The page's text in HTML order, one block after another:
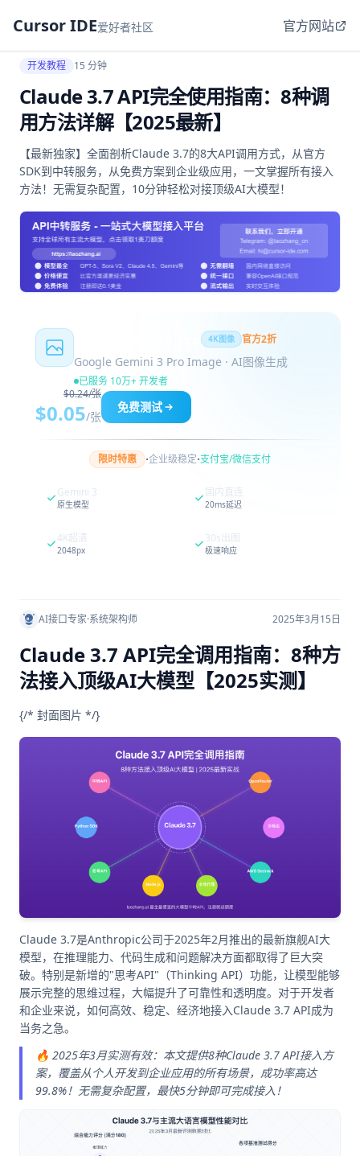
Cursor IDE爱好者社区 官方网站
开发教程 15 分钟
Claude 3.7 API完全使用指南：8种调
用方法详解【2025最新】
【最新独家】全面剖析Claude 3.7的8大API调用方式，从官方
SDK到中转服务，从免费方案到企业级应用，一文掌握所有接入
方法！无需复杂配置，10分钟轻松对接顶级AI大模型！
4K图像 官方2折
Google Gemini 3 Pro Image · AI图像生成
已服务 10万+ 开发者
$0.24/张
$0.05/张
免费测试
限时特惠 ·企业级稳定·支付宝/微信支付
Gemini 3
原生模型
国内直连
20ms延迟
4K超清
2048px
30s出图
极速响应
AI接口专家·系统架构师 2025年3月15日
Claude 3.7 API完全调用指南：8种方
法接入顶级AI大模型【2025实测】
{/* 封面图片 */}
Claude 3.7是Anthropic公司于2025年2月推出的最新旗舰AI大
模型，在推理能力、代码生成和问题解决方面都取得了巨大突
破。特别是新增的"思考API"（Thinking API）功能，让模型能够
展示完整的思维过程，大幅提升了可靠性和透明度。对于开发者
和企业来说，如何高效、稳定、经济地接入Claude 3.7 API成为
当务之急。
🔥 2025年3月实测有效：本文提供8种Claude 3.7 API接入方
案，覆盖从个人开发到企业应用的所有场景，成功率高达
99.8%！无需复杂配置，最快5分钟即可完成接入！